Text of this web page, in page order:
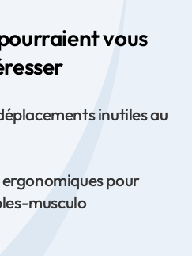
vous
inutiles au
pour
musculo